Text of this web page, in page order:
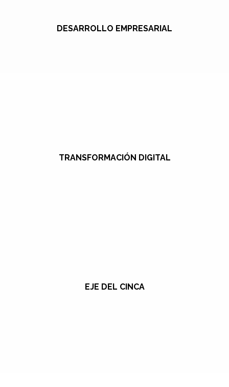
DESARROLLO EMPRESARIAL
TRANSFORMACIÓN DIGITAL
EJE DEL CINCA